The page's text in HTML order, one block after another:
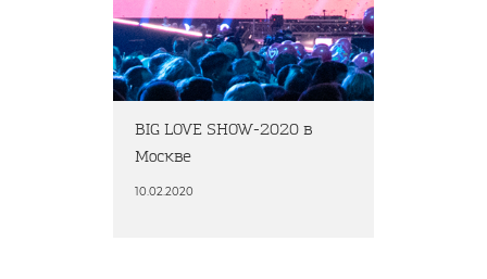
BIG LOVE SHOW-2020 в
Москве
10.02.2020